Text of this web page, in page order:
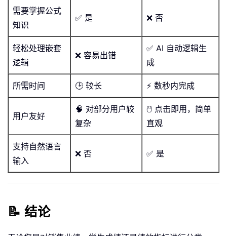
需要掌握公式
知识
✅ 是 ❌ 否
轻松处理嵌套
逻辑
❌ 容易出错
✅ AI 自动逻辑生
成
所需时间 🕒 较长 ⚡ 数秒内完成
用户友好
🧠 对部分用户较
复杂
🖱️ 点击即用，简单
直观
支持自然语言
输入
❌ 否 ✅ 是
📝 结论